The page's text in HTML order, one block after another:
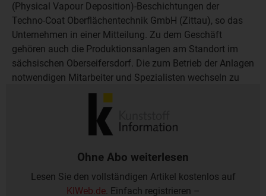
(Physical Vapour Deposition)-Beschichtungen der
Techno-Coat Oberflächentechnik GmbH (Zittau), so das
Unternehmen in einer Mitteilung. Zu dem Geschäft
gehören auch die Produktionsanlagen am Standort im
sächsischen Oberseifersdorf. Die zum Betrieb der Anlagen
notwendigen Mitarbeiter und Spezialisten wechseln zu
der neu gegründete Tochtergesellschaft Balda Surface
Ohne Abo weiterlesen
Lesen Sie den vollständigen Artikel kostenlos auf
KIWeb.de. Einfach registrieren –